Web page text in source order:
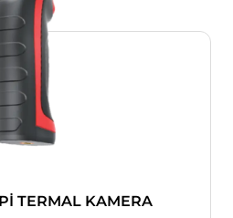
TERMAL KAMERA